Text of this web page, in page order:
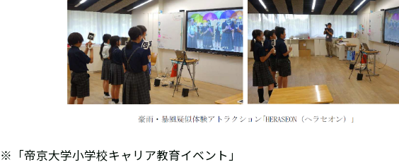
※「帝京大学小学校キャリア教育イベント」